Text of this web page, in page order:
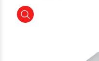
UGLIĆ ROSAN STOLZ